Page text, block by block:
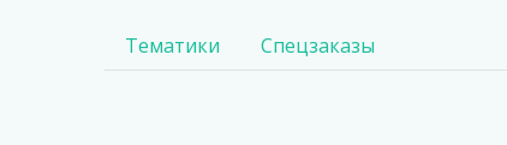
Тематики Спецзаказы